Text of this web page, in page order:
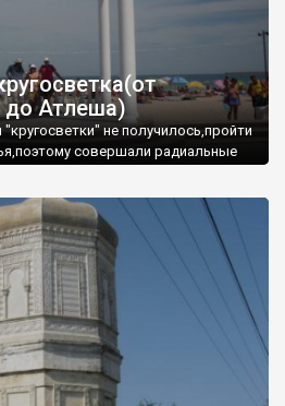
до Атлеша)
не получилось,пройти
совершали радиальные